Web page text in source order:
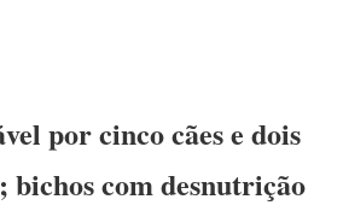
por cinco cães e dois
bichos com desnutrição